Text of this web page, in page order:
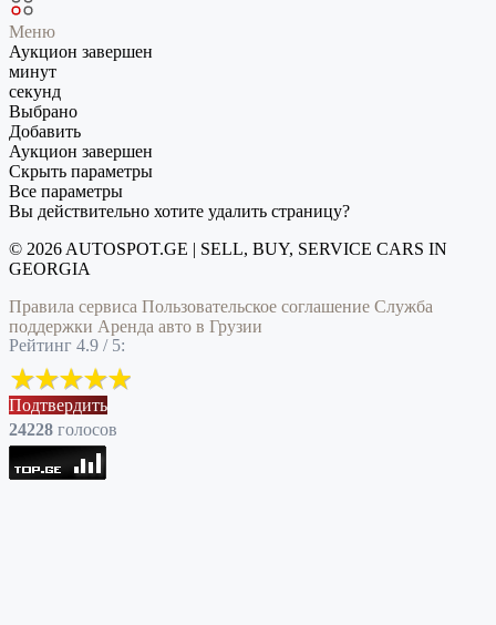
Меню
Аукцион завершен
минут
секунд
Выбрано
Добавить
Аукцион завершен
Скрыть параметры
Все параметры
Вы действительно хотите удалить страницу?
© 2026 AUTOSPOT.GE | SELL, BUY, SERVICE CARS IN
GEORGIA
Правила сервиса Пользовательское соглашение Служба
поддержки Аренда авто в Грузии
Рейтинг 4.9 / 5:
Подтвердить
24228 голоcов